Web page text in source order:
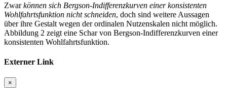
Zwarkönnen sich Bergson-Indifferenzkurven einer konsistenten
Wohlfahrtsfunktion nicht schneiden, doch sind weitere Aussagen
über ihre Gestalt wegen der ordinalen Nutzenskalen nicht möglich.
Abbildung 2 zeigt eine Schar von Bergson-Indifferenzkurven einer
konsistenten Wohlfahrtsfunktion.
Externer Link
×